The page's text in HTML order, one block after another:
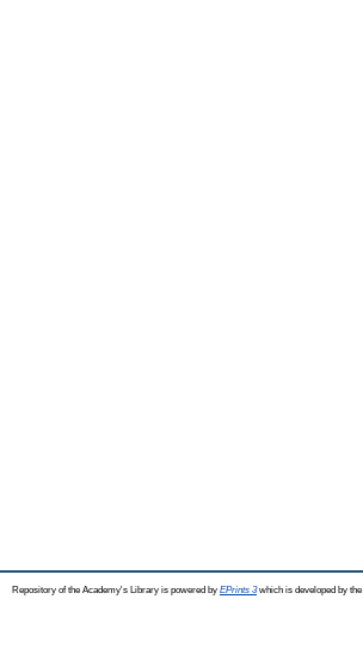
Repository of the Academy's Library is powered by EPrints 3which is developed by the